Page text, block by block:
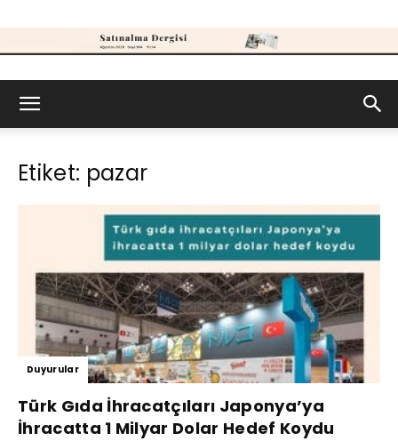
Etiket: pazar
Duyurular
Türk Gıda İhracatçıları Japonya’ya
İhracatta 1 Milyar Dolar Hedef Koydu